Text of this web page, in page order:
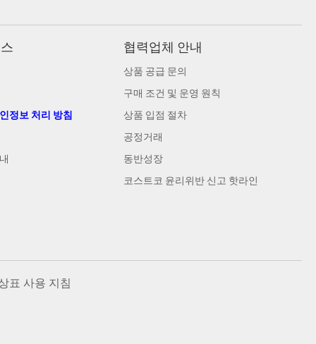
정보 처리 방침
협력업체 안내
상품 공급 문의
구매 조건 및 운영 원칙
상품 입점 절차
공정거래
동반성장
코스트코 윤리위반 신고 핫라인
표 사용 지침